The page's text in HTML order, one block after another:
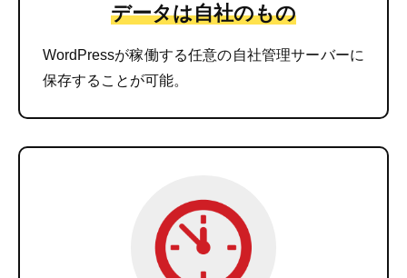
データは自社のもの
WordPressが稼働する任意の自社管理サーバーに
保存することが可能。